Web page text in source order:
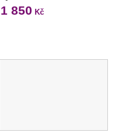
1 850 Kč